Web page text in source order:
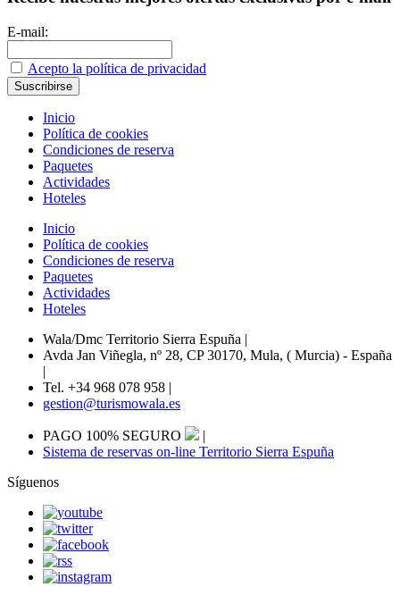
E-mail:
Acepto la política de privacidad
Inicio
Política de cookies
Condiciones de reserva
Paquetes
Actividades
Hoteles
Inicio
Política de cookies
Condiciones de reserva
Paquetes
Actividades
Hoteles
Wala/Dmc Territorio Sierra Espuña |
Avda Jan Viñegla, nº 28, CP 30170, Mula, ( Murcia) - España
|
Tel. +34 968 078 958 |
gestion@turismowala.es
PAGO 100% SEGURO
|
Sistema de reservas on-line Territorio Sierra Espuña
Síguenos